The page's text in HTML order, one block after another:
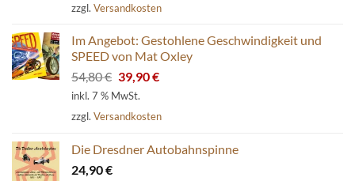
zzgl. Versandkosten
Im Angebot: Gestohlene Geschwindigkeit und
SPEED von Mat Oxley
54,80€ Ursprünglicher
Preis
war:
54,80 €
39,90€Aktueller
39,90 €.
inkl. 7 % MwSt.
zzgl. Versandkosten
Die Dresdner Autobahnspinne
24,90€